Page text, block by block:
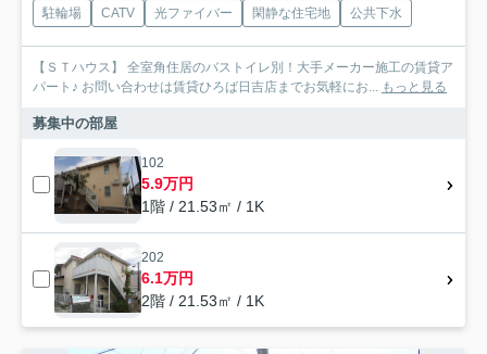
駐輪場 CATV 光ファイバー 閑静な住宅地 公共下水
【ＳＴハウス】 全室角住居のバストイレ別！大手メーカー施工の賃貸ア
パート♪ お問い合わせは賃貸ひろば日吉店までお気軽にお...
もっと見る
募集中の部屋
102
5.9万円
1階 / 21.53㎡ / 1K
202
6.1万円
2階 / 21.53㎡ / 1K